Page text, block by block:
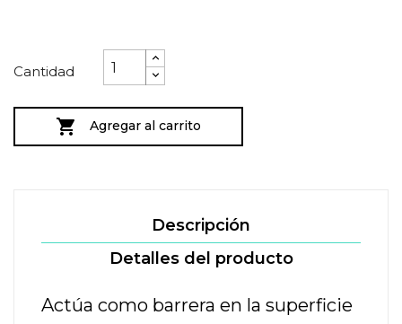
Cantidad
 Agregar al carrito
Descripción
Detalles del producto
Actúa como barrera en la superficie